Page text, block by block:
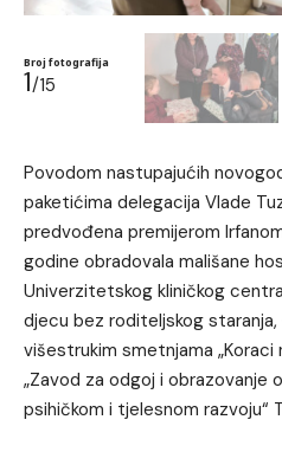
Broj fotografija
1/15
Povodom nastupajućih
paketićima delegacija Vlade
predvođena premijerom
godine obradovala mališane
Univerzitetskog kliničkog
djecu bez roditeljskog
višestrukim smetnjama „Koraci
„Zavod za odgoj i obrazovanje
psihičkom i tjelesnom razvoju“